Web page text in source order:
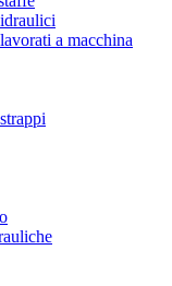
a macchina